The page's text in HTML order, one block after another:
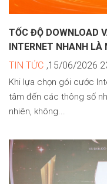
TỐC ĐỘ DOWNLOAD
INTERNET NHANH LÀ
TIN TỨC ,15/06/2026
Khi lựa chọn gói cước
tâm đến các thông số
nhiên, không...